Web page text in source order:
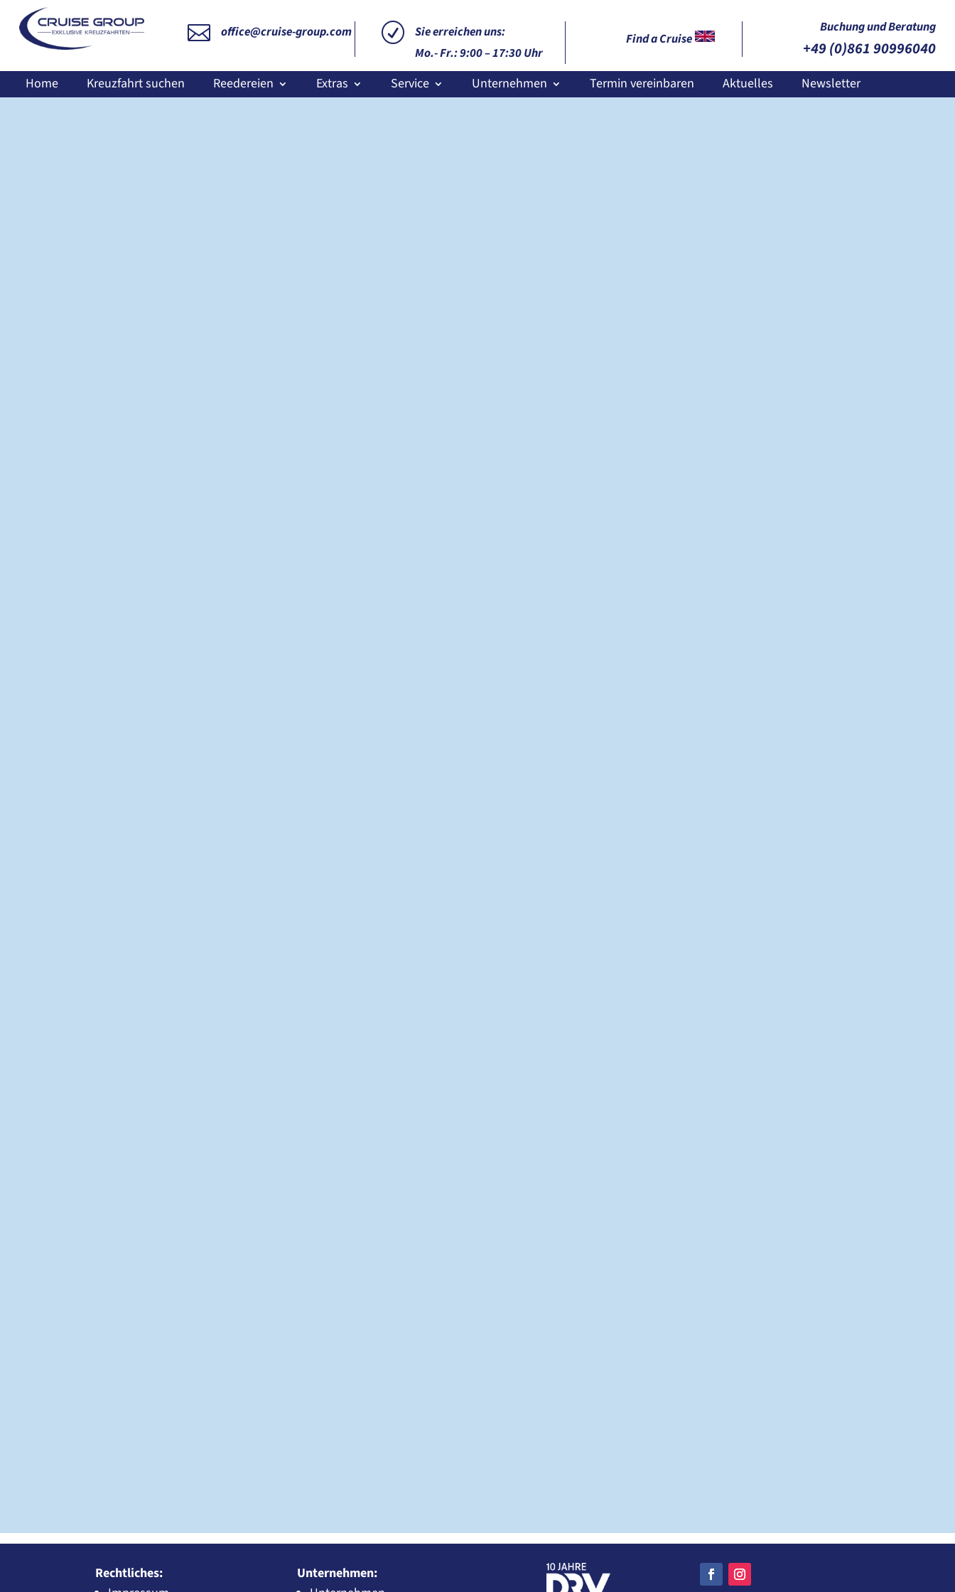
 office@cruise-group.com R
Sie erreichen uns:
Mo.- Fr.: 9:00 – 17:30 Uhr
Find a Cruise
Buchung und Beratung
+49 (0)861 90996040
Home Kreuzfahrt suchen Reedereien Extras Service Unternehmen Termin vereinbaren Aktuelles Newsletter
Rechtliches:
Unternehmen: